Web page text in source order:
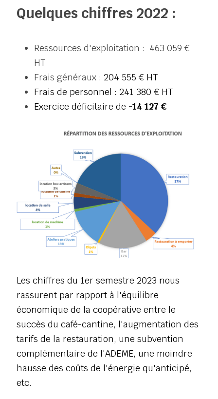
Quelques chiffres 2022 :
Ressources d'exploitation :  463 059 €
HT
Frais généraux : 204 555 € HT
Frais de personnel : 241 380 € HT
Exercice déficitaire de -14 127 €
Les chiffres du 1er semestre 2023 nous
rassurent par rapport à l'équilibre
économique de la coopérative entre le
succès du café-cantine, l'augmentation des
tarifs de la restauration, une subvention
complémentaire de l'ADEME, une moindre
hausse des coûts de l'énergie qu'anticipé,
etc.